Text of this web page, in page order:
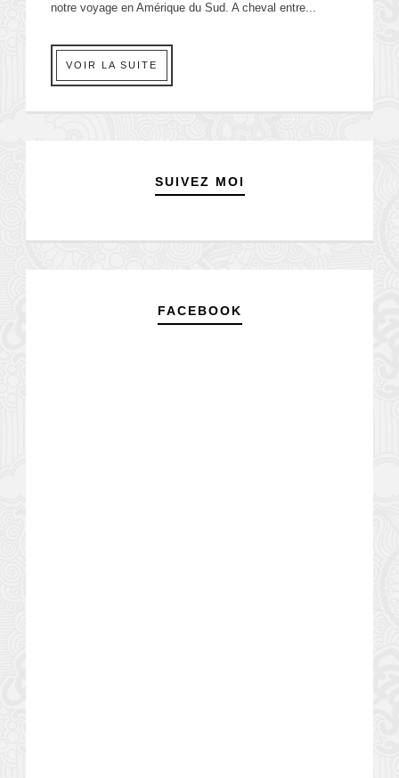
notre voyage en Amérique du Sud. A cheval entre...
VOIR LA SUITE
SUIVEZ MOI
FACEBOOK